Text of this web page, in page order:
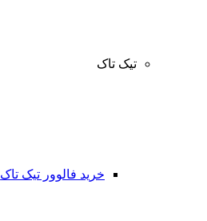
تیک تاک
خرید فالوور تیک تاک